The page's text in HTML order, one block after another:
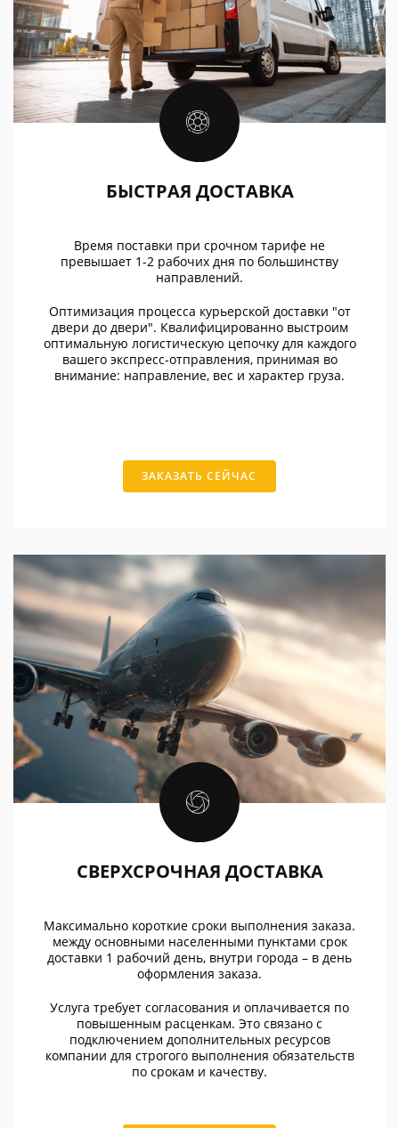
БЫСТРАЯ ДОСТАВКА
Время поставки при срочном тарифе не
превышает 1-2 рабочих дня по большинству
направлений.
Оптимизация процесса курьерской доставки "от
двери до двери". Квалифицированно выстроим
оптимальную логистическую цепочку для каждого
вашего экспресс-отправления, принимая во
внимание: направление, вес и характер груза.
ЗАКАЗАТЬ СЕЙЧАС
СВЕРХСРОЧНАЯ ДОСТАВКА
Максимально короткие сроки выполнения заказа.
между основными населенными пунктами срок
доставки 1 рабочий день, внутри города – в день
оформления заказа.
Услуга требует согласования и оплачивается по
повышенным расценкам. Это связано с
подключением дополнительных ресурсов
компании для строгого выполнения обязательств
по срокам и качеству.